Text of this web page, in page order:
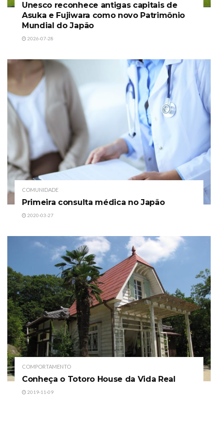
Unesco reconhece antigas capitais de
Asuka e Fujiwara como novo Patrimônio
Mundial do Japão
2026-07-28
COMUNIDADE
Primeira consulta médica no Japão
2020-03-27
COMPORTAMENTO
Conheça o Totoro House da Vida Real
2019-11-09